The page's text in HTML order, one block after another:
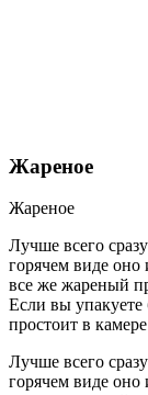
Жареное
Жареное
Лучше всего
горячем виде
все же жареный
Если вы
простоит в
Лучше всего
горячем виде